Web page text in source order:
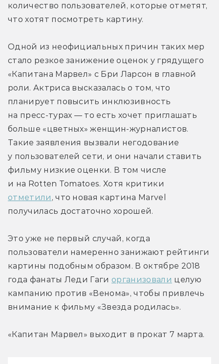
количество пользователей, которые отметят,
что хотят посмотреть картину.
Одной из неофициальных причин таких мер
стало резкое занижение оценок у грядущего
«Капитана Марвел» с Бри Ларсон в главной
роли. Актриса высказалась о том, что
планирует повысить инклюзивность
на пресс-турах — то есть хочет приглашать
больше «цветных» женщин-журналистов.
Такие заявления вызвали негодование
у пользователей сети, и они начали ставить
фильму низкие оценки. В том числе
отметили , что новая картина Marvel
получилась достаточно хорошей.
Это уже не первый случай, когда
пользователи намеренно занижают рейтинги
картины подобным образом. В октябре 2018
года фанаты Леди Гаги организовали целую
кампанию против «Венома», чтобы привлечь
внимание к фильму «Звезда родилась».
«Капитан Марвел» выходит в прокат 7 марта.